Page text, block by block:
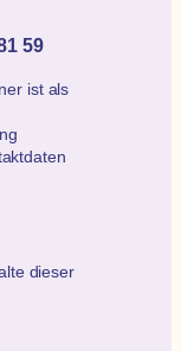
59
ist als
dieser